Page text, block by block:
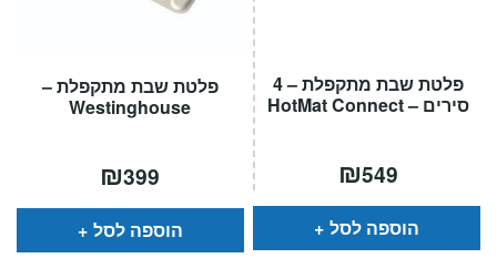
פלטת שבת מתקפלת –
Westinghouse
₪399
הוספה לסל
פלטת שבת מתקפלת – 4
סירים – HotMat Connect
₪549
הוספה לסל